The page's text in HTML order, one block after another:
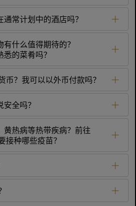
常计划中的酒店吗？
什么值得期待的？
的菜肴吗？
币？我可以以外币付款吗？
全吗？
黄热病等热带疾病？前往
接种哪些疫苗？